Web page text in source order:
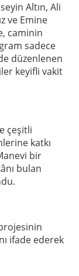
Altın, Ali
ve Emine
caminin
sadece
düzenlenen
keyifli vakit
çeşitli
katkı
bir
bulan
ifade ederek